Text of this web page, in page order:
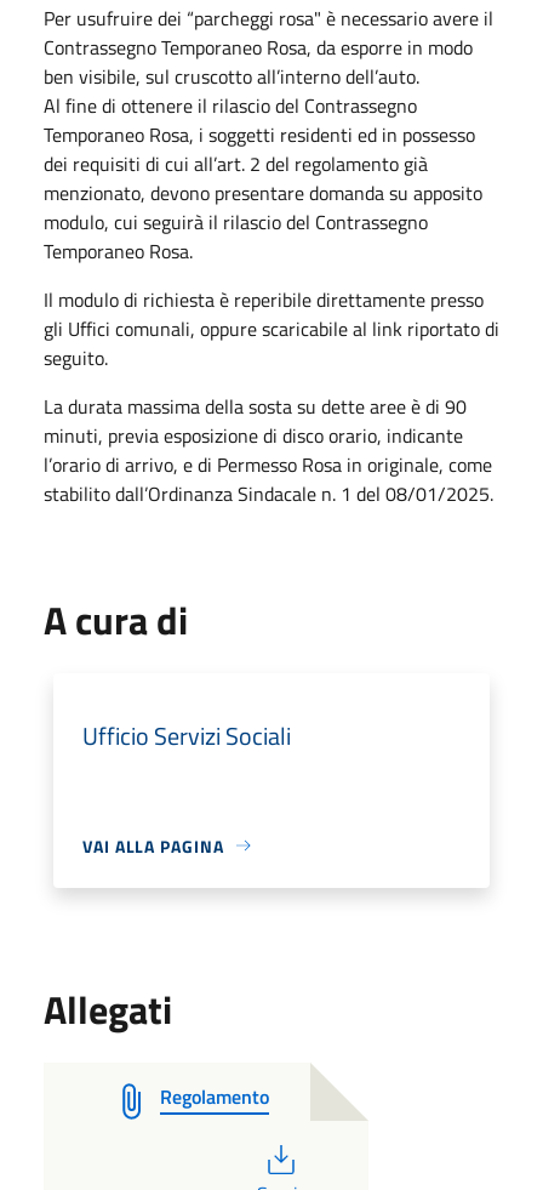
Per usufruire dei “parcheggi rosa" è necessario avere il
Contrassegno Temporaneo Rosa, da esporre in modo
ben visibile, sul cruscotto all’interno dell’auto.
Al fine di ottenere il rilascio del Contrassegno
Temporaneo Rosa, i soggetti residenti ed in possesso
dei requisiti di cui all’art. 2 del regolamento già
menzionato, devono presentare domanda su apposito
modulo, cui seguirà il rilascio del Contrassegno
Temporaneo Rosa.
Il modulo di richiesta è reperibile direttamente presso
gli Uffici comunali, oppure scaricabile al link riportato di
seguito.
La durata massima della sosta su dette aree è di 90
minuti, previa esposizione di disco orario, indicante
l’orario di arrivo, e di Permesso Rosa in originale, come
stabilito dall’Ordinanza Sindacale n. 1 del 08/01/2025.
A cura di
Ufficio Servizi Sociali
VAI ALLA PAGINA
Allegati
Regolamento